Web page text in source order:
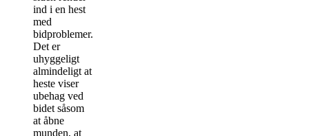
ind i en hest
med
bidproblemer.
Det er
uhyggeligt
almindeligt at
heste viser
ubehag ved
bidet såsom
at åbne
munden, at